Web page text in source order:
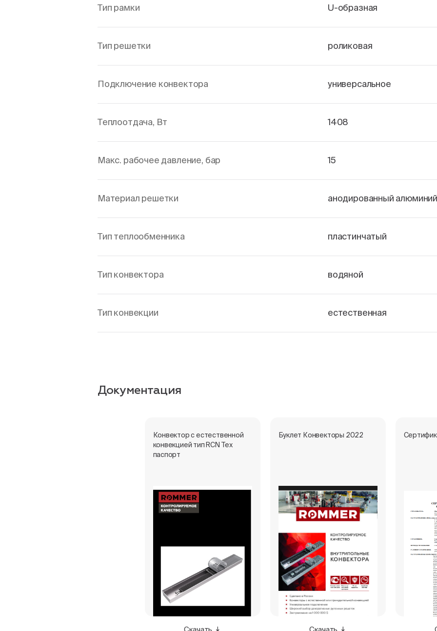
Тип рамки U-образная
Тип решетки роликовая
Подключение конвектора универсальное
Теплоотдача, Вт 1408
Макс. рабочее давление, бар 15
Материал решетки анодированный алюминий
Тип теплообменника пластинчатый
Тип конвектора водяной
Тип конвекции естественная
Документация
Конвектор с естественной
конвекцией тип RCN Тех
паспорт
Буклет Конвекторы 2022